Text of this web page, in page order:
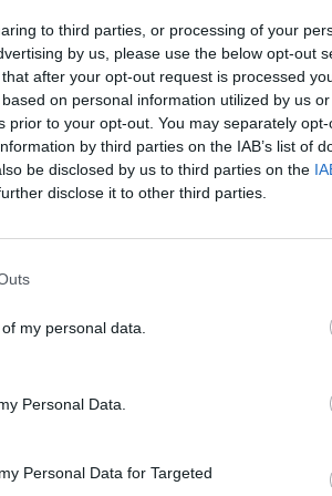
to third parties, or processing of your
by us, please use the below opt-out
after your opt-out request is processed
on personal information utilized by us
prior to your opt-out. You may separately
by third parties on the IAB’s list of
be disclosed by us to third parties on the
disclose it to other third parties.
my personal data.
Personal Data.
Personal Data for Targeted
Bilczewskiego i
także postać św.
pokoju. Zaznaczył, że
się pielgrzymem pokoju,
pojednania z Bogiem i
pytanie: „Komu mam dzisiaj
św. Zygmunta
podkreślił, że jego
nie tylko przez
którzy naśladują jego
służby. Przestrzegł przed
wiary oraz z ufnością
Odważnie wybierz